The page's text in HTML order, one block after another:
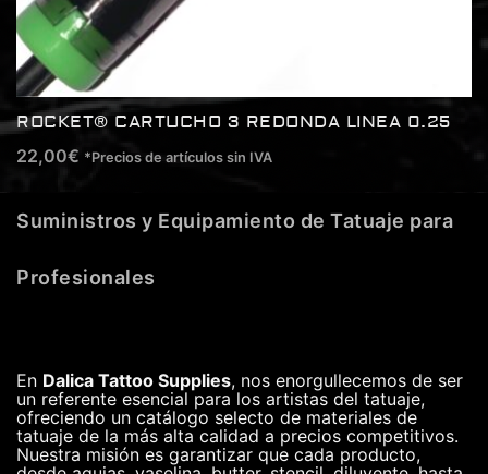
ROCKET® CARTUCHO 3 REDONDA LINEA 0.25
22,00€ *Precios de artículos sin IVA
Suministros y Equipamiento de Tatuaje para
Profesionales
En Dalica Tattoo Supplies, nos enorgullecemos de ser
un referente esencial para los artistas del tatuaje,
ofreciendo un catálogo selecto de materiales de
tatuaje de la más alta calidad a precios competitivos.
Nuestra misión es garantizar que cada producto,